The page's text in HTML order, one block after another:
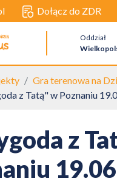
Dołącz do ZDR
Oddział
Gra terenowa na
z Tatą" w Poznaniu
z